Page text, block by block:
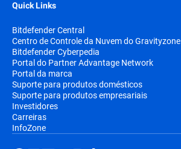
Quick Links
Bitdefender Central
Centro de Controle da Nuvem do Gravityzone
Bitdefender Cyberpedia
Portal do Partner Advantage Network
Portal da marca
Suporte para produtos domésticos
Suporte para produtos empresariais
Investidores
Carreiras
InfoZone